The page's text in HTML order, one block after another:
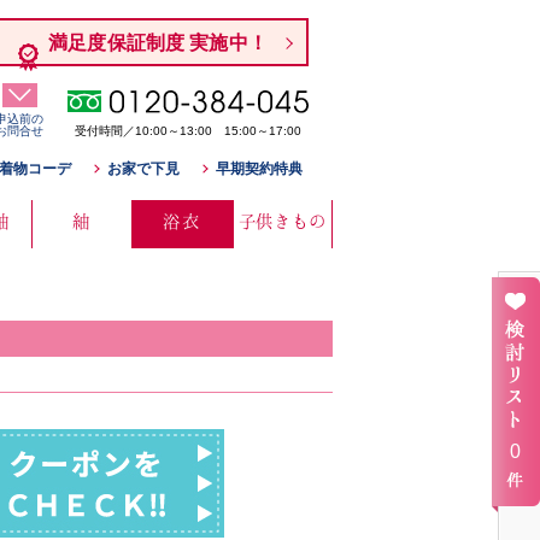
満足度保証制度 実施中！
込前の
問合せ
受付時間／10:00～13:00 15:00～17:00
物コーデ お家で下見 早期契約特典
紬 浴衣 子供きもの
0